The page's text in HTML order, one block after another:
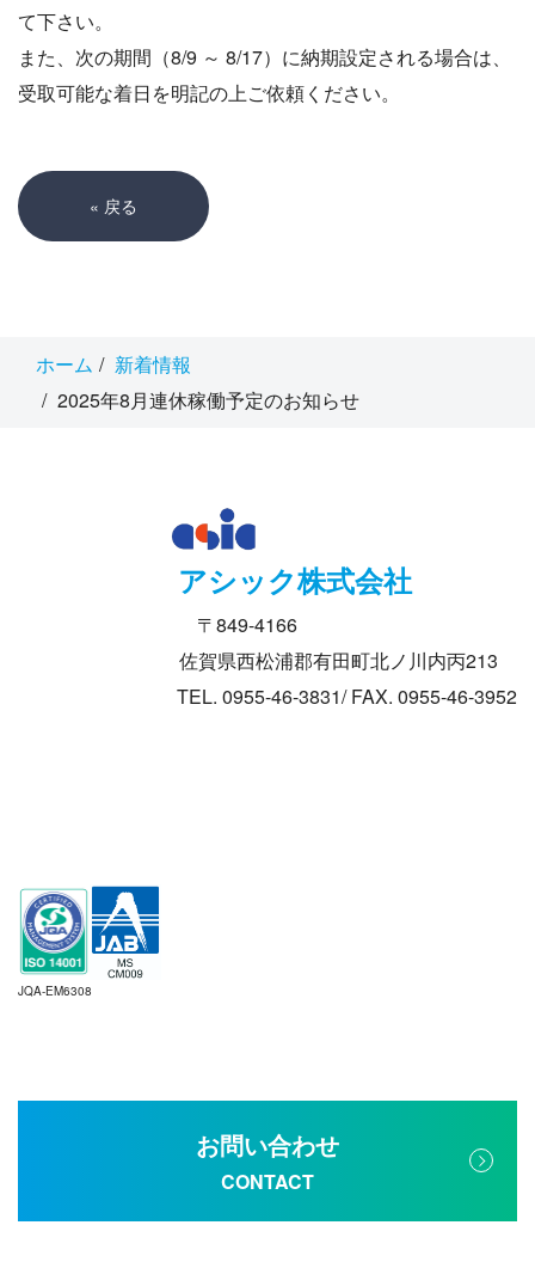
て下さい。
また、次の期間（8/9 ～ 8/17） に納期設定される場合は、
受取可能な着日を明記の上ご依頼ください。
« 戻る
ホーム
新着情報
2025年8月連休稼働予定のお知らせ
アシック株式会社
〒849-4166
佐賀県西松浦郡有田町北ノ川内丙213
TEL. 0955-46-3831/ FAX. 0955-46-3952
JQA-EM6308
お問い合わせ
CONTACT